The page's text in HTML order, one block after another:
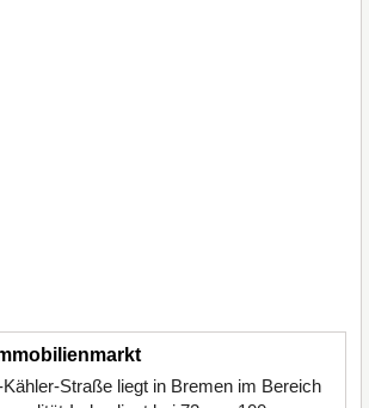
Straße liegt in Bremen im Bereich